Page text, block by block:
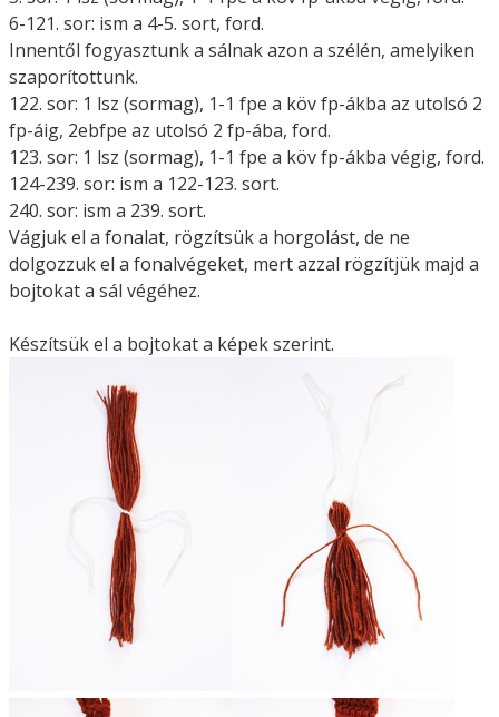
6-121. sor: ism a 4-5. sort, ford.
Innentől fogyasztunk a sálnak azon a szélén, amelyiken
szaporítottunk.
122. sor: 1 lsz (sormag), 1-1 fpe a köv fp-ákba az utolsó 2
fp-áig, 2ebfpe az utolsó 2 fp-ába, ford.
123. sor: 1 lsz (sormag), 1-1 fpe a köv fp-ákba végig, ford.
124-239. sor: ism a 122-123. sort.
240. sor: ism a 239. sort.
Vágjuk el a fonalat, rögzítsük a horgolást, de ne
dolgozzuk el a fonalvégeket, mert azzal rögzítjük majd a
bojtokat a sál végéhez.
Készítsük el a bojtokat a képek szerint.